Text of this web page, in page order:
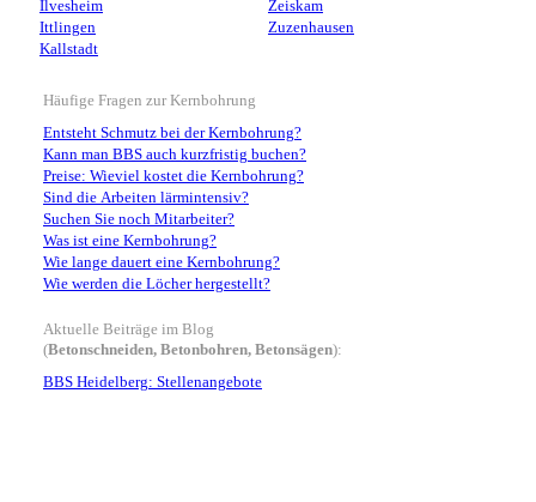
Ilvesheim
Ittlingen
Kallstadt
Zeiskam
Zuzenhausen
Häufige Fragen zur Kernbohrung
Entsteht Schmutz bei der Kernbohrung?
Kann man BBS auch kurzfristig buchen?
Preise: Wieviel kostet die Kernbohrung?
Sind die Arbeiten lärmintensiv?
Suchen Sie noch Mitarbeiter?
Was ist eine Kernbohrung?
Wie lange dauert eine Kernbohrung?
Wie werden die Löcher hergestellt?
Aktuelle Beiträge im Blog
(Betonschneiden, Betonbohren, Betonsägen):
BBS Heidelberg: Stellenangebote